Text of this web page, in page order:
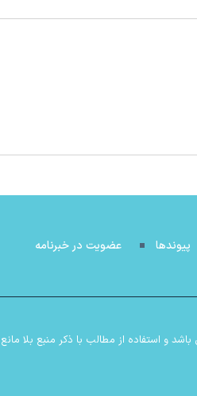
پیوندها عضویت در خبرنامه
و استفاده از مطالب با ذکر منبع بلا